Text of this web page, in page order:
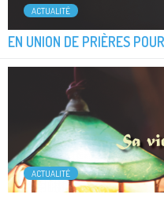
ACTUALITÉ
EN UNION DE PRIÈRES
ACTUALITÉ